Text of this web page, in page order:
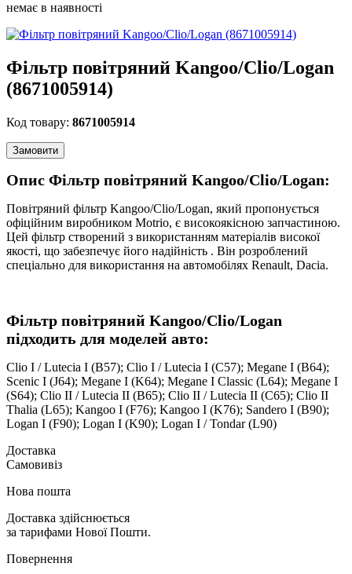
немає в наявності
Фільтр повітряний Kangoo/Clio/Logan
(8671005914)
Код товару: 8671005914
Замовити
Опис Фільтр повітряний Kangoo/Clio/Logan:
Повітряний фільтр Kangoo/Clio/Logan, який пропонується
офіційним виробником Motrio, є високоякісною запчастиною.
Цей фільтр створений з використанням матеріалів високої
якості, що забезпечує його надійність . Він розроблений
спеціально для використання на автомобілях Renault, Dacia.
Фільтр повітряний Kangoo/Clio/Logan
підходить для моделей авто:
Clio I / Lutecia I (B57); Clio I / Lutecia I (C57); Megane I (B64);
Scenic I (J64); Megane I (K64); Megane I Classic (L64); Megane I
(S64); Clio II / Lutecia II (B65); Clio II / Lutecia II (C65); Clio II
Thalia (L65); Kangoo I (F76); Kangoo I (K76); Sandero I (B90);
Logan I (F90); Logan I (K90); Logan I / Tondar (L90)
Доставка
Самовивіз
Нова пошта
Доставка здійснюється
за тарифами Нової Пошти.
Повернення